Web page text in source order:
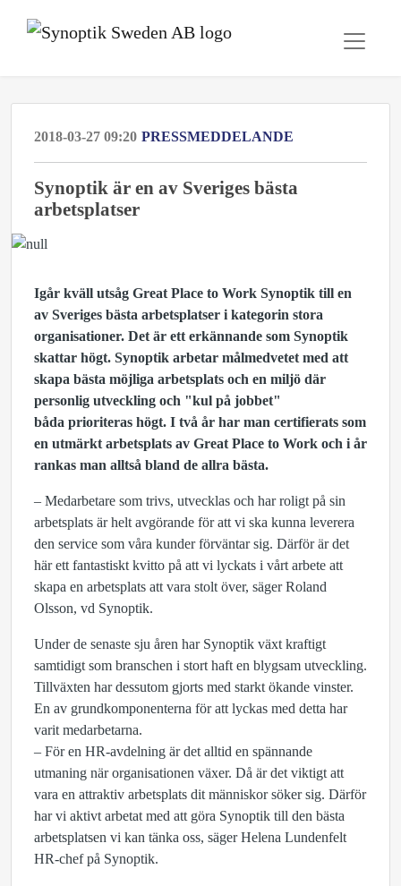
2018-03-27 09:20 PRESSMEDDELANDE
Synoptik är en av Sveriges bästa
arbetsplatser
Igår kväll utsåg Great Place to Work Synoptik till en
av Sveriges bästa arbetsplatser i kategorin stora
organisationer. Det är ett erkännande som Synoptik
skattar högt. Synoptik arbetar målmedvetet med att
skapa bästa möjliga arbetsplats och en miljö där
personlig utveckling och "kul på jobbet"
båda prioriteras högt. I två år har man certifierats som
en utmärkt arbetsplats av Great Place to Work och i år
rankas man alltså bland de allra bästa.
– Medarbetare som trivs, utvecklas och har roligt på sin
arbetsplats är helt avgörande för att vi ska kunna leverera
den service som våra kunder förväntar sig. Därför är det
här ett fantastiskt kvitto på att vi lyckats i vårt arbete att
skapa en arbetsplats att vara stolt över, säger Roland
Olsson, vd Synoptik.
Under de senaste sju åren har Synoptik växt kraftigt
samtidigt som branschen i stort haft en blygsam utveckling.
Tillväxten har dessutom gjorts med starkt ökande vinster.
En av grundkomponenterna för att lyckas med detta har
varit medarbetarna.
– För en HR-avdelning är det alltid en spännande
utmaning när organisationen växer. Då är det viktigt att
vara en attraktiv arbetsplats dit människor söker sig. Därför
har vi aktivt arbetat med att göra Synoptik till den bästa
arbetsplatsen vi kan tänka oss, säger Helena Lundenfelt
HR-chef på Synoptik.